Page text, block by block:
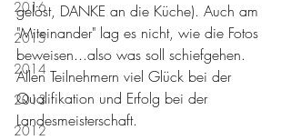
2016
2015
2014
2013
2012
gelöst, DANKE an die Küche). Auch am
"Miteinander" lag es nicht, wie die Fotos
beweisen...also was soll schiefgehen.
Allen Teilnehmern viel Glück bei der
Qualifikation und Erfolg bei der
Landesmeisterschaft.